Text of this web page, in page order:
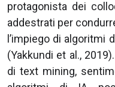
protagonista dei
addestrati per
l’impiego di algoritmi
(Yakkundi et al.,
di text mining,